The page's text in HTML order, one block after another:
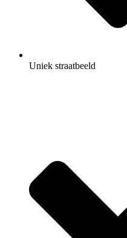
Uniek straatbeeld